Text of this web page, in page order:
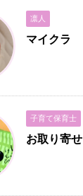
凛人
マイクラ
子育て保育士
お取り寄せ